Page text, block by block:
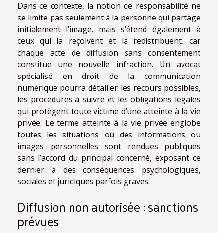
Dans ce contexte, la notion de responsabilité ne
se limite pas seulement à la personne qui partage
initialement l’image, mais s’étend également à
ceux qui la reçoivent et la redistribuent, car
chaque acte de diffusion sans consentement
constitue une nouvelle infraction. Un avocat
spécialisé en droit de la communication
numérique pourra détailler les recours possibles,
les procédures à suivre et les obligations légales
qui protègent toute victime d’une atteinte à la vie
privée. Le terme atteinte à la vie privée englobe
toutes les situations où des informations ou
images personnelles sont rendues publiques
sans l’accord du principal concerné, exposant ce
dernier à des conséquences psychologiques,
sociales et juridiques parfois graves.
Diffusion non autorisée : sanctions
prévues